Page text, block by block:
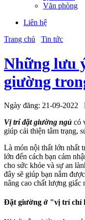
Văn phòng
Liên hệ
Trang chủ
Tin tức
Những lưu
giường
Ngày đăng: 21-09-2022
Vị trí đặt giường ngủ có
giúp cải thiện tâm trạng,
Là món nội thất lớn nhất
lớn đến cách bạn cảm
cho sức khỏe và sự an
đây sẽ giúp bạn nắm được
nâng cao chất lượng giấc
Đặt giường ở "vị trí chỉ